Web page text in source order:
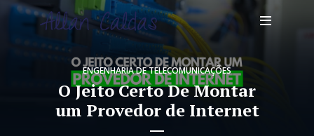
ENGENHARIA DE TELECOMUNICAÇÕES
O Jeito Certo De Montar
um Provedor de Internet